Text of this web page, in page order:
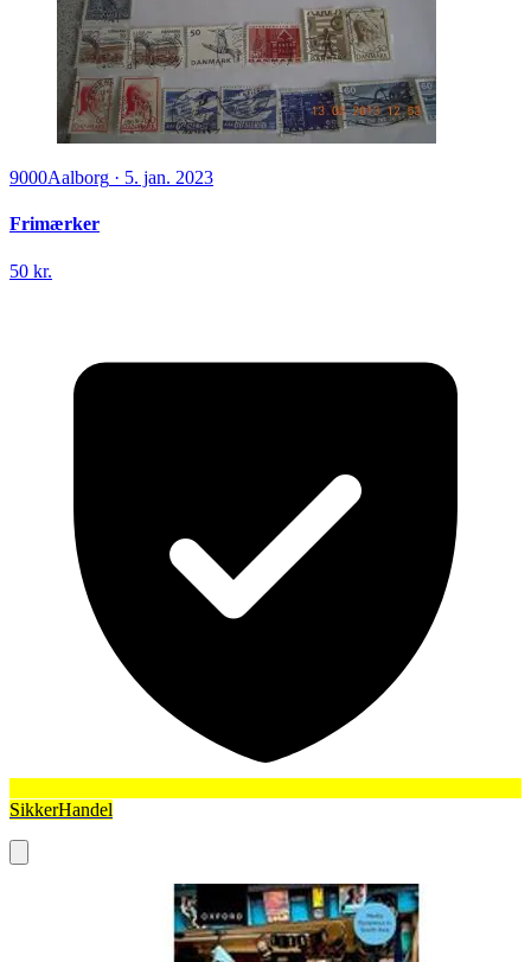
9000Aalborg · 5. jan. 2023
Frimærker
50 kr.
SikkerHandel